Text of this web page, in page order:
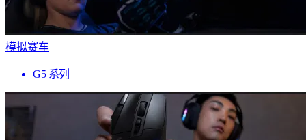
模拟赛车
G5 系列